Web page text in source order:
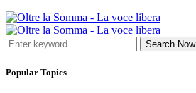
Search Now
Popular Topics